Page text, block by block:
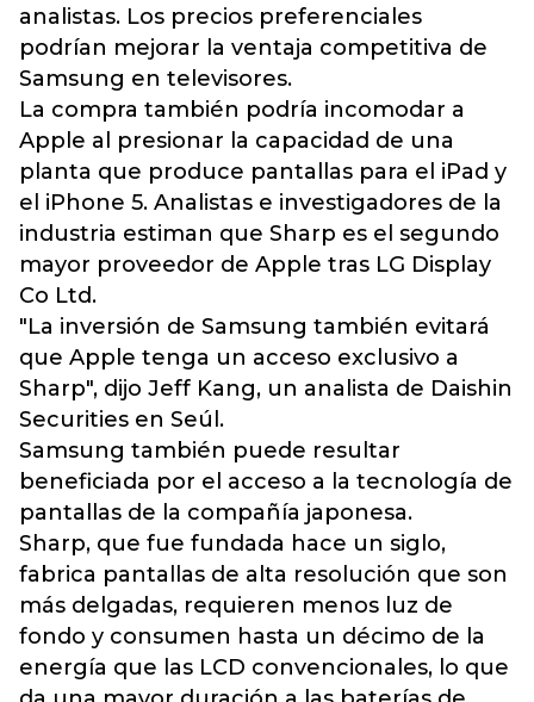
analistas. Los precios preferenciales
podrían mejorar la ventaja competitiva de
Samsung en televisores.
La compra también podría incomodar a
Apple al presionar la capacidad de una
planta que produce pantallas para el iPad y
el iPhone 5. Analistas e investigadores de la
industria estiman que Sharp es el segundo
mayor proveedor de Apple tras LG Display
Co Ltd.
"La inversión de Samsung también evitará
que Apple tenga un acceso exclusivo a
Sharp", dijo Jeff Kang, un analista de Daishin
Securities en Seúl.
Samsung también puede resultar
beneficiada por el acceso a la tecnología de
pantallas de la compañía japonesa.
Sharp, que fue fundada hace un siglo,
fabrica pantallas de alta resolución que son
más delgadas, requieren menos luz de
fondo y consumen hasta un décimo de la
energía que las LCD convencionales, lo que